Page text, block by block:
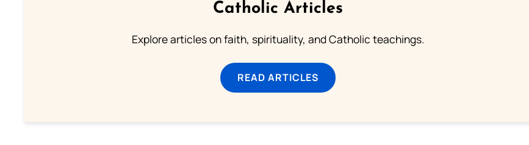
Catholic Articles
Explore articles on faith, spirituality, and Catholic teachings.
READ ARTICLES